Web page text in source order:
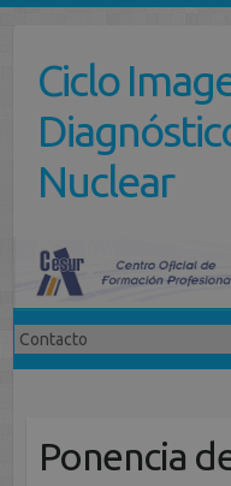
contenidoCiclo
Nuclear
Ponencia